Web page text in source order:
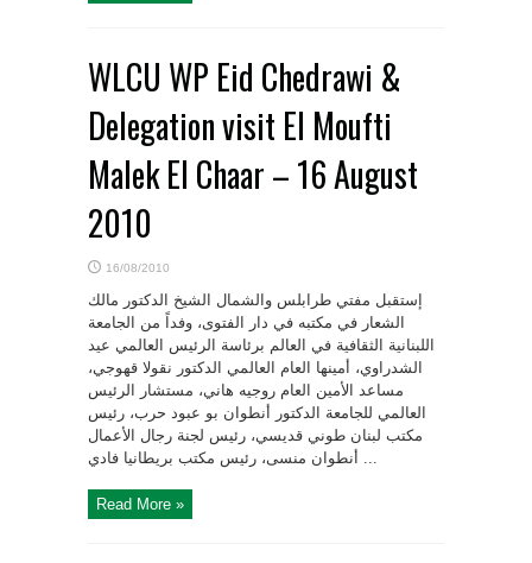
WLCU WP Eid Chedrawi &
Delegation visit El Moufti
Malek El Chaar – 16 August
2010
16/08/2010
إستقبل مفتي طرابلس والشمال الشيخ الدكتور مالك
الشعار في مكتبه في دار الفتوى، وفداً من الجامعة
‏اللبنانية الثقافية في العالم برئاسة الرئيس العالمي عيد
الشدراوي، أمينها العام العالمي الدكتور نقولا ‏قهوجي،
مساعد الأمين العام روجيه هاني، مستشار الرئيس
العالمي للجامعة الدكتور أنطوان بو عبود حرب، ‏رئيس
مكتب لبنان طوني قديسي، رئيس لجنة رجال الأعمال
أنطوان منسى، رئيس مكتب بريطانيا فادي ...
Read More »